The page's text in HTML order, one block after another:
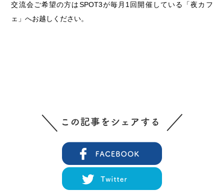
交流会ご希望の方はSPOT3が毎月1回開催している「夜カフ
ェ」へお越しください。